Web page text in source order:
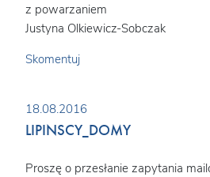
z powarzaniem
Justyna Olkiewicz-Sobczak
Skomentuj
18.08.2016
LIPINSCY_DOMY
Proszę o przesłanie zapytania